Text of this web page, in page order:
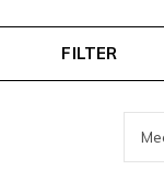
FILTER